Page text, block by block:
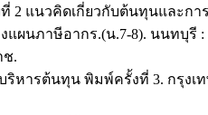
2 แนวคิดเกี่ยวกับต้นทุนและก
แผนภาษีอากร.(น.7-8). นนทบุรี
ช.
ริหารต้นทุน พิมพ์ครั้งที่ 3. กรุง